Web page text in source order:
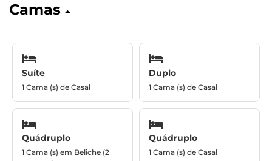
Camas
Suíte
1 Cama (s) de Casal
Duplo
1 Cama (s) de Casal
Quádruplo
1 Cama (s) em Beliche (2
Quádruplo
1 Cama (s) de Casal